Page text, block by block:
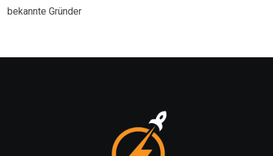
bekannte Gründer